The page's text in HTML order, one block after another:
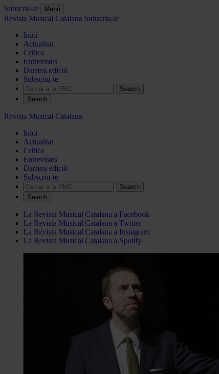
Subscriu-te Menú
Revista Musical Catalana Subscriu-te
Inici
Actualitat
Crítica
Entrevistes
Darrera edició
Subscriu-te
Search
Revista Musical Catalana
Inici
Actualitat
Crítica
Entrevistes
Darrera edició
Subscriu-te
Search
La Revista Musical Catalana a Facebook
La Revista Musical Catalana a Twitter
La Revista Musical Catalana a Instagram
La Revista Musical Catalana a Spotify